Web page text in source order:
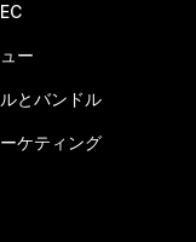
ー
とバンドル
ケティング